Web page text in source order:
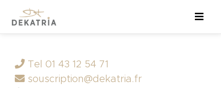
Tel 01 43 12 54 71
souscription@dekatria.fr